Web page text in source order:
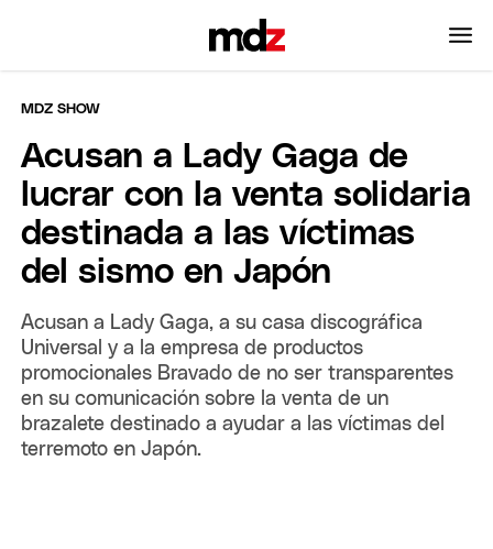
MDZ SHOW
Acusan a Lady Gaga de
lucrar con la venta solidaria
destinada a las víctimas
del sismo en Japón
Acusan a Lady Gaga, a su casa discográfica
Universal y a la empresa de productos
promocionales Bravado de no ser transparentes
en su comunicación sobre la venta de un
brazalete destinado a ayudar a las víctimas del
terremoto en Japón.